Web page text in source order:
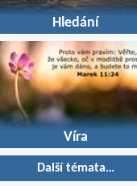
Hledání
Víra
Další témata…